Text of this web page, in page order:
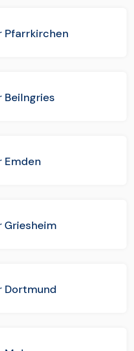
Pfarrkirchen
Beilngries
Emden
Griesheim
Dortmund